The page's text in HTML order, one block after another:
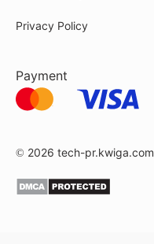
Privacy Policy
Payment
© 2026 tech-pr.kwiga.com